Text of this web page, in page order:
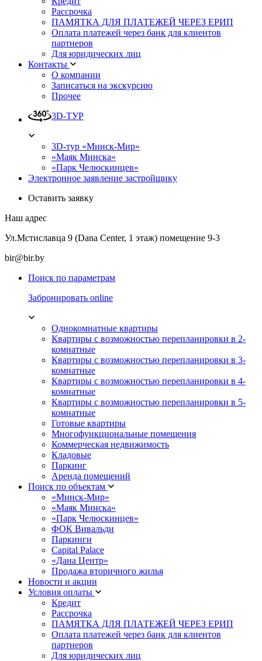
Рассрочка
ПАМЯТКА ДЛЯ ПЛАТЕЖЕЙ ЧЕРЕЗ ЕРИП
Оплата платежей через банк для клиентов
партнеров
Для юридических лиц
Контакты
О компании
Записаться на экскурсию
Прочее
3D-ТУР
3D-тур «Минск-Мир»
«Маяк Минска»
«Парк Челюскинцев»
Электронное заявление застройщику
Оставить заявку
Наш адрес
Ул.Мстиславца 9 (Dana Center, 1 этаж) помещение 9-3
bir@bir.by
Поиск по параметрам
Забронировать online
Однокомнатные квартиры
Квартиры с возможностью перепланировки в 2-
комнатные
Квартиры с возможностью перепланировки в 3-
комнатные
Квартиры с возможностью перепланировки в 4-
комнатные
Квартиры с возможностью перепланировки в 5-
комнатные
Готовые квартиры
Многофункциональные помещения
Коммерческая недвижимость
Кладовые
Паркинг
Аренда помещений
Поиск по объектам
«Минск-Мир»
«Маяк Минска»
«Парк Челюскинцев»
ФОК Вивальди
Паркинги
Capital Palace
«Дана Центр»
Продажа вторичного жилья
Новости и акции
Условия оплаты
Кредит
Рассрочка
ПАМЯТКА ДЛЯ ПЛАТЕЖЕЙ ЧЕРЕЗ ЕРИП
Оплата платежей через банк для клиентов
партнеров
Для юридических лиц